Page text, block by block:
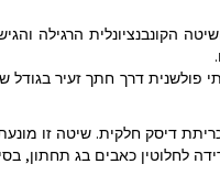
הקונבנציונלית הרגילה
פולשנית דרך חתך זעיר בגודל
דיסק חלקית. שיטה זו
לחלוטין כאבים בג תחתון,